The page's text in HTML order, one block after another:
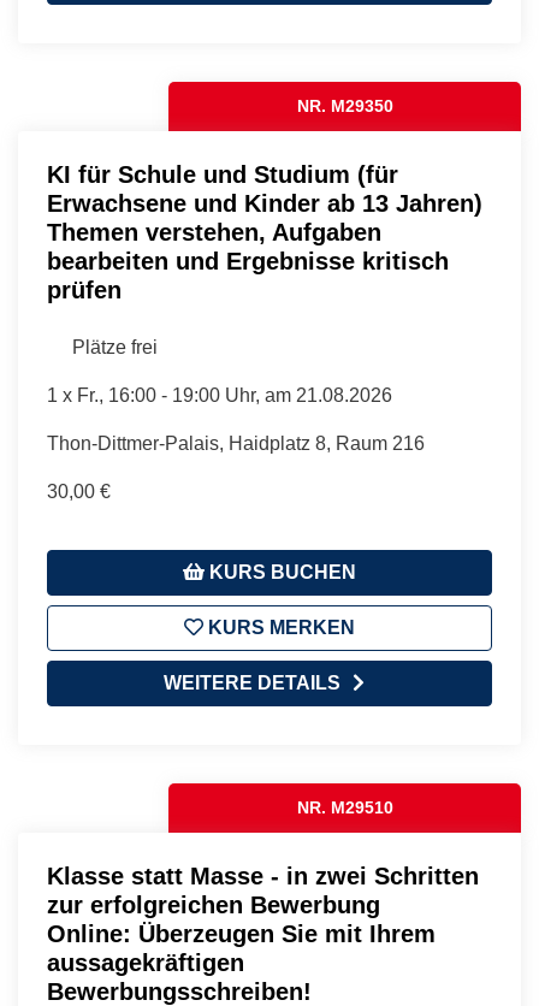
NR. M29350
KI für Schule und Studium (für
Erwachsene und Kinder ab 13 Jahren)
Themen verstehen, Aufgaben
bearbeiten und Ergebnisse kritisch
prüfen
Plätze frei
1 x Fr., 16:00 - 19:00 Uhr, am 21.08.2026
Thon-Dittmer-Palais, Haidplatz 8, Raum 216
30,00 €
KURS BUCHEN
KURS MERKEN
WEITERE DETAILS
NR. M29510
Klasse statt Masse - in zwei Schritten
zur erfolgreichen Bewerbung
Online: Überzeugen Sie mit Ihrem
aussagekräftigen
Bewerbungsschreiben!